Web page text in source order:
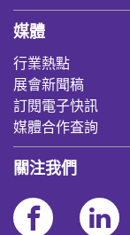
媒體
行業熱點
展會新聞稿
訂閱電子快訊
媒體合作査詢
關注我們